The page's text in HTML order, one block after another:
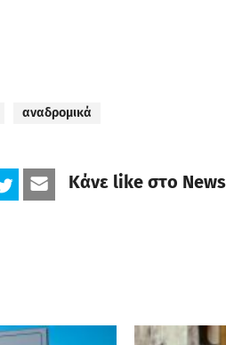
αναδρομικά
Κάνε like στο